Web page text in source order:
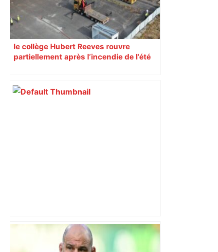
le collège Hubert Reeves rouvre
partiellement après l’incendie de l’été
DIRECT. TFC-OM : Toulouse vise une
nouvelle victoire, trois jours après le